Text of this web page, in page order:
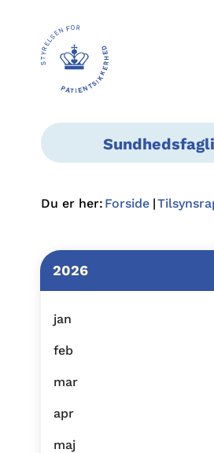
Du er her: Forside
2026
jan
feb
mar
apr
maj